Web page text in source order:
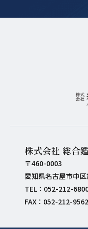
株式会社 総合
〒460-0003
愛知県名古屋市中
TEL：052-212-
FAX：052-212-9562